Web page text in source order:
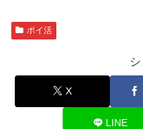
ポイ活
X
LINE